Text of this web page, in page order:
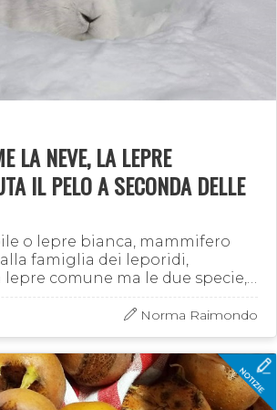
LA NEVE, LA LEPRE
IL PELO A SECONDA DELLE
o lepre bianca, mammifero
famiglia dei leporidi,
comune ma le due specie,
molto simili, non vanno
…
Norma Raimondo